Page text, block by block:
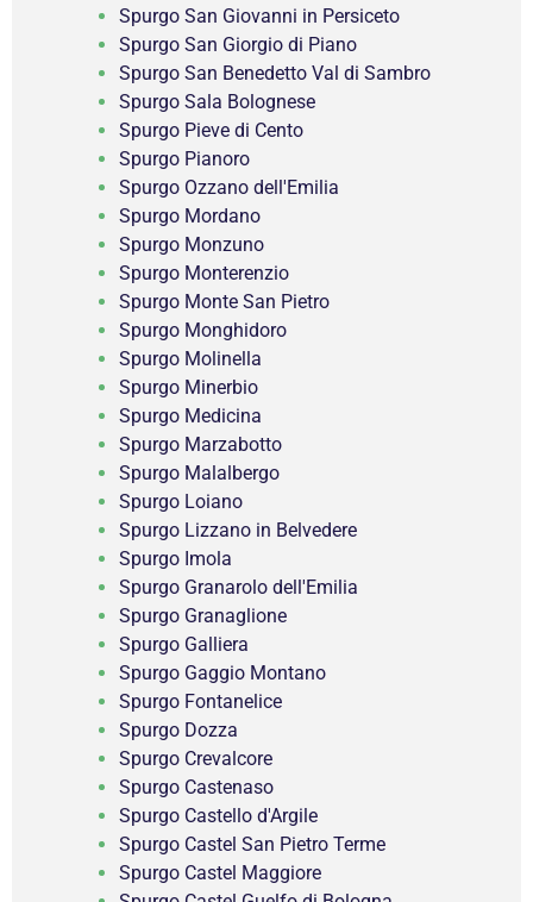
Spurgo San Giovanni in Persiceto
Spurgo San Giorgio di Piano
Spurgo San Benedetto Val di Sambro
Spurgo Sala Bolognese
Spurgo Pieve di Cento
Spurgo Pianoro
Spurgo Ozzano dell'Emilia
Spurgo Mordano
Spurgo Monzuno
Spurgo Monterenzio
Spurgo Monte San Pietro
Spurgo Monghidoro
Spurgo Molinella
Spurgo Minerbio
Spurgo Medicina
Spurgo Marzabotto
Spurgo Malalbergo
Spurgo Loiano
Spurgo Lizzano in Belvedere
Spurgo Imola
Spurgo Granarolo dell'Emilia
Spurgo Granaglione
Spurgo Galliera
Spurgo Gaggio Montano
Spurgo Fontanelice
Spurgo Dozza
Spurgo Crevalcore
Spurgo Castenaso
Spurgo Castello d'Argile
Spurgo Castel San Pietro Terme
Spurgo Castel Maggiore